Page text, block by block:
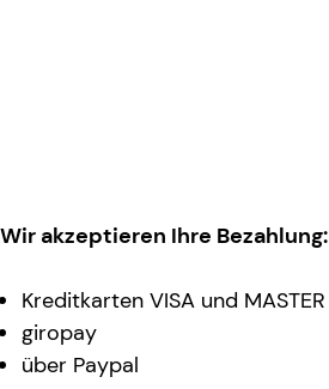
Wir akzeptieren Ihre Bezahlung:
Kreditkarten VISA und MASTER
giropay
über Paypal